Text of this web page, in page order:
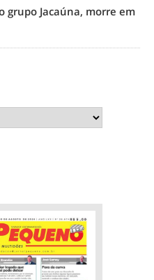
grupo Jacaúna, morre em